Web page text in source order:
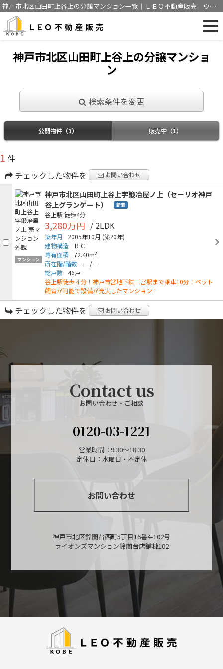
神戸市北区山田町上谷上の分譲マンション一覧｜ＬＥＯ不動産販売 ウィ
ズアス神戸株式会社
神戸市北区山田町上谷上の分譲マンショ
ン
検索条件を変更
公開物件（1） 販売中（1）
1 件
チェックした物件を
お問い合わせ
マンション
神戸市北区山田町上谷上字鍛冶屋ノ上（セーリオ神戸
谷上グランゲート）
新着
谷上駅 徒歩4分
3,280万円 / 2LDK
築年月 2005年10月 (築20年)
建物構造
ＲＣ
専有面積
72.40m2
所在階/階数 － / －
総戸数 46戸
谷上駅徒歩４分！神戸市営地下鉄三宮駅まで乗車10分！ペット
飼育が可能で設備が充実したマンション！
チェックした物件を お問い合わせ
Contact us
お問い合わせ・ご相談
0120-03-1221
営業時間：9:30～18:30
定休日：水曜日・不定休
お問い合わせ
神戸市北区鈴蘭台西町5丁目16番4-102号
ライオンズマンション鈴蘭台店舗棟102